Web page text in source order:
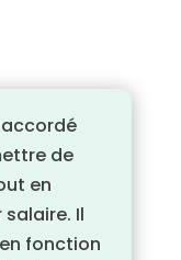
de
en
Il
fonction